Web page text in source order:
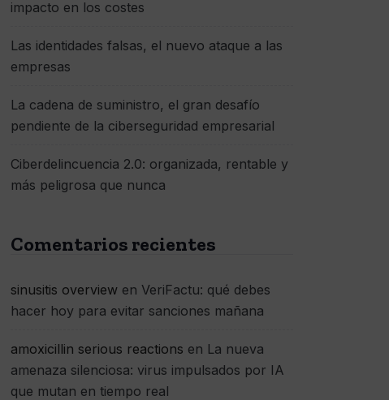
impacto en los costes
Las identidades falsas, el nuevo ataque a las
empresas
La cadena de suministro, el gran desafío
pendiente de la ciberseguridad empresarial
Ciberdelincuencia 2.0: organizada, rentable y
más peligrosa que nunca
Comentarios recientes
sinusitis overview en VeriFactu: qué debes
hacer hoy para evitar sanciones mañana
amoxicillin serious reactions en La nueva
amenaza silenciosa: virus impulsados por IA
que mutan en tiempo real